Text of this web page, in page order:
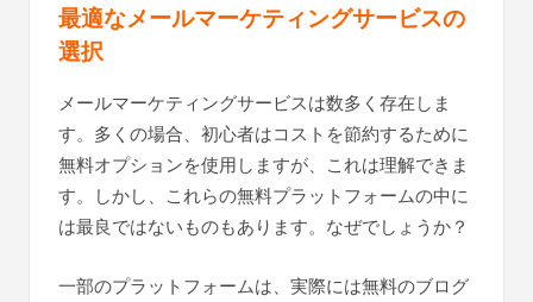
最適なメールマーケティングサービスの
選択
メールマーケティングサービスは数多く存在しま
す。多くの場合、初心者はコストを節約するために
無料オプションを使用しますが、これは理解できま
す。しかし、これらの無料プラットフォームの中に
は最良ではないものもあります。なぜでしょうか？
一部のプラットフォームは、実際には無料のブログ